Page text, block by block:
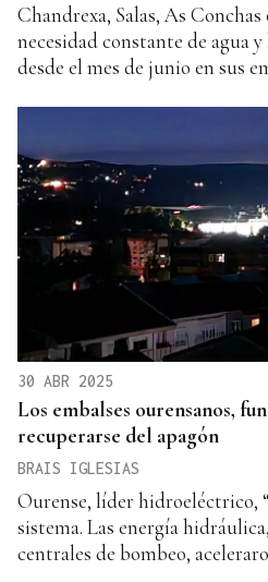
Chandrexa, Salas, As
necesidad constante de agua
desde el mes de junio en sus
30 ABR 2025
Los embalses ourensanos,
recuperarse del apagón
BRAIS IGLESIAS
Ourense, líder hidroeléctrico,
sistema. Las energía
centrales de bombeo,